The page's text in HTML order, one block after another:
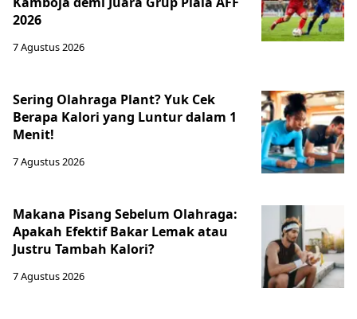
2026
7 Agustus 2026
Sering Olahraga Plant? Yuk Cek
Berapa Kalori yang Luntur dalam 1
Menit!
7 Agustus 2026
Makana Pisang Sebelum Olahraga:
Apakah Efektif Bakar Lemak atau
Justru Tambah Kalori?
7 Agustus 2026